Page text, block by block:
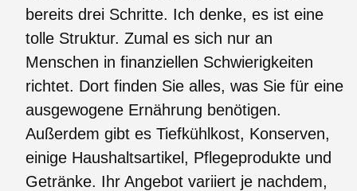
bereits drei Schritte. Ich denke, es ist eine
tolle Struktur. Zumal es sich nur an
Menschen in finanziellen Schwierigkeiten
richtet. Dort finden Sie alles, was Sie für eine
ausgewogene Ernährung benötigen.
Außerdem gibt es Tiefkühlkost, Konserven,
einige Haushaltsartikel, Pflegeprodukte und
Getränke. Ihr Angebot variiert je nachdem,